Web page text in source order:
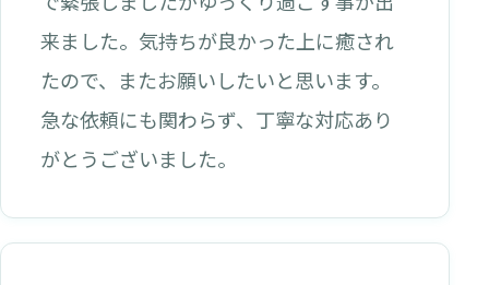
来ました。気持ちが良かった上に癒され
たので、またお願いしたいと思います。
急な依頼にも関わらず、丁寧な対応あり
がとうございました。